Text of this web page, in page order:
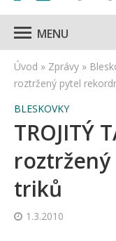
MENU
Úvod » Zprávy »
roztržený pytel
BLESKOVKY
TROJITÝ
triků
1.3.2010